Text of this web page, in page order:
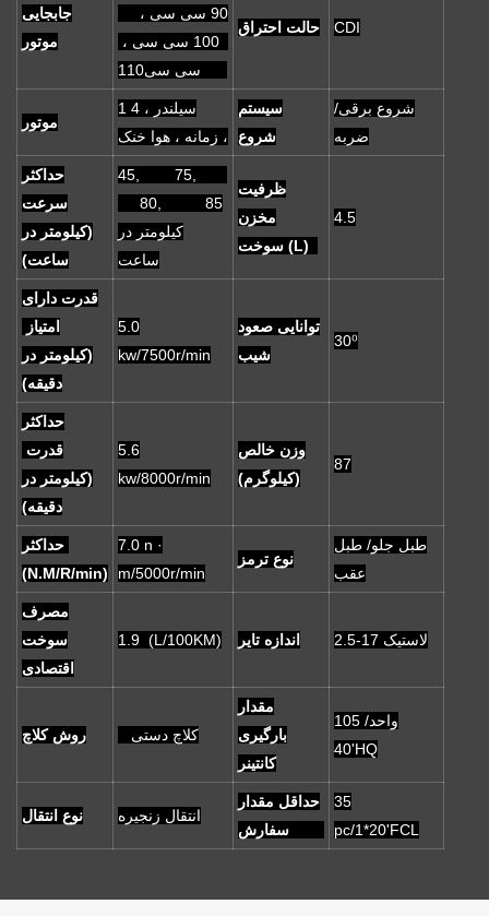
جابجایی
موتور
90 سی سی ،
100 سی سی ،
سی سی110
حالت احتراق CDI
موتور
1 سیلندر ، 4
زمانه ، هوا خنک ،
سیستم
شروع
شروع برقی/
ضربه
حداکثر
سرعت
(کیلومتر در
ساعت)
45, 75,
80, 85
کیلومتر در
ساعت
ظرفیت
مخزن
سوخت (L)
4.5
قدرت دارای
امتیاز
(کیلومتر در
دقیقه)
5.0
kw/7500r/min
توانایی صعود
شیب
30⁰
حداکثر
قدرت
(کیلومتر در
دقیقه)
5.6
kw/8000r/min
وزن خالص
(کیلوگرم)
87
حداکثر
(N.M/R/min)
7.0 n ·
m/5000r/min
نوع ترمز
طبل جلو/ طبل
عقب
مصرف
سوخت
اقتصادی
1.9 (L/100KM) اندازه تایر 2.5-17 لاستیک
روش کلاچ کلاچ دستی
مقدار
بارگیری
کانتینر
105 واحد/
40'HQ
نوع انتقال انتقال زنجیره
حداقل مقدار
35
pc/1*20'FCL